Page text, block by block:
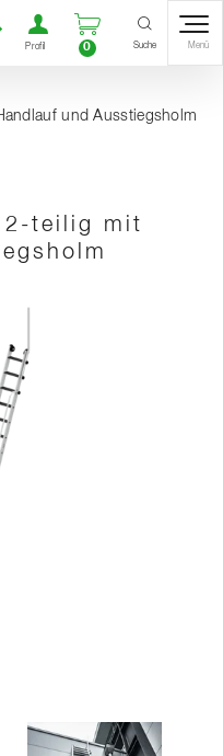
öffnen
Benutzerkonto
Profil
Warenkorb
0 Suche Menü
und Ausstiegsholm
2-teilig mit